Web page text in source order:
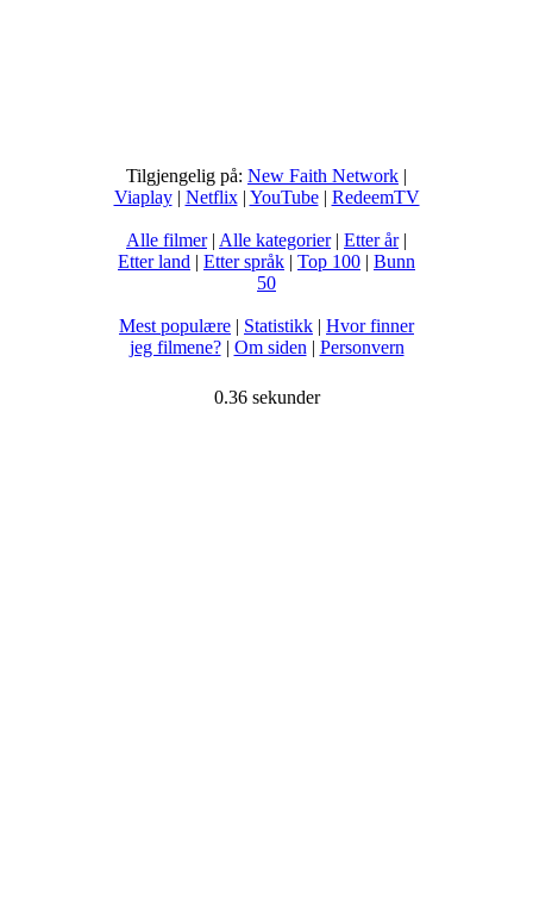
Tilgjengelig på: New Faith Network |
Viaplay| Netflix| YouTube| RedeemTV
Alle filmer| Alle kategorier| Etter år|
Etter land | Etter språk | Top 100 | Bunn
50
Mest populære | Statistikk | Hvor finner
jeg filmene?| Om siden| Personvern
0.36 sekunder